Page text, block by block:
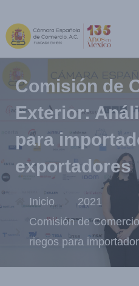
Comisión de
Exterior:
para
exportadores
Inicio
2021
Comisión de
riegos para